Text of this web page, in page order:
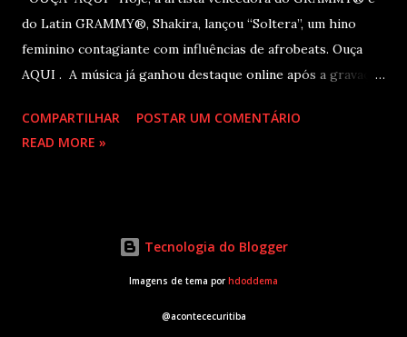
do Latin GRAMMY®, Shakira, lançou “Soltera”, um hino
feminino contagiante com influências de afrobeats. Ouça
AQUI . A música já ganhou destaque online após a gravação
Harlow, Anitta, Danna e Lele Pons. O vídeo será lançado em
breve. Este novo single chega logo após Shakira receber
Música Eletrônica Latina por “Bzrp Music Sessions, Vol. 53
(Tiësto Remix).” Em novembro, Shakira inicia a sua turnê
COMPARTILHAR
POSTAR UM COMENTÁRIO
READ MORE »
Tecnologia do Blogger
Imagens de tema por hdoddema
@acontececuritiba